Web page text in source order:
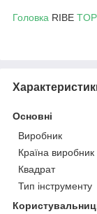
Головка RIBE
Основні
Виробник
Країна виробник
Квадрат
Тип інструменту